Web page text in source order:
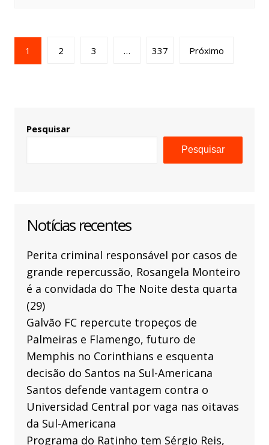
1 2 3 … 337 Próximo
Pesquisar
Pesquisar
Notícias recentes
Perita criminal responsável por casos de
grande repercussão, Rosangela Monteiro
é a convidada do The Noite desta quarta
(29)
Galvão FC repercute tropeços de
Palmeiras e Flamengo, futuro de
Memphis no Corinthians e esquenta
decisão do Santos na Sul-Americana
Santos defende vantagem contra o
Universidad Central por vaga nas oitavas
da Sul-Americana
Programa do Ratinho tem Sérgio Reis,